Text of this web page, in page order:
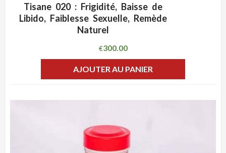
ADD WISHLIST
Tisane 020 : Frigidité, Baisse de
Libido, Faiblesse Sexuelle, Remède
Naturel
€300.00
AJOUTER AU PANIER